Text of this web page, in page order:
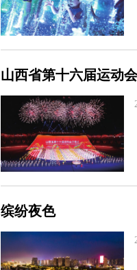
山西省第十六届运动
缤纷夜色